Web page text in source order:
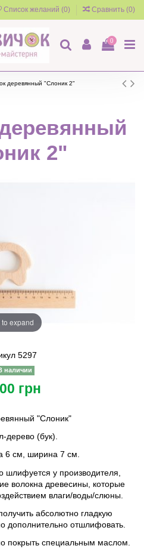
Список желаний (0) Сравнить (0)
0
деревянный "Слоник 2"
2"
to expand
5297
наличии
грн
"Слоник"
дерево (бук).
6 см, ширина 7 см.
шлифуется у производителя,
волокна древесины, которые
влаги/воды/слюны.
абсолютно гладкую
дополнительно отшлифовать.
покрыть специальным маслом.